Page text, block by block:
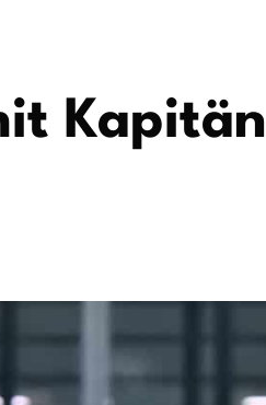
Kapitän